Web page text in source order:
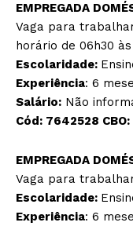
EMPREGADA
Vaga para
horário de 06h30 às
Escolaridade:
Experiência: 6
Salário: Não
Cód: 7642528 CBO:
EMPREGADA
Vaga para
Escolaridade:
Experiência: 6